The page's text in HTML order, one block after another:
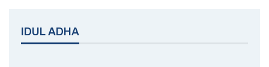
IDUL ADHA